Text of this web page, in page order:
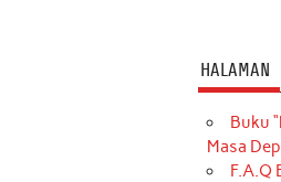
HALAMAN
Buku
Masa
F.A.Q